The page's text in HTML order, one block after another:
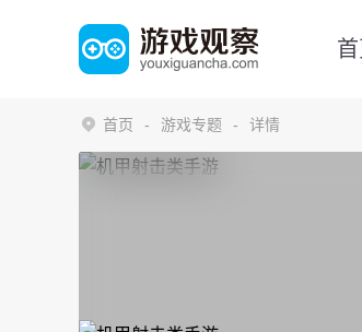
首
首页 游戏专题 详情